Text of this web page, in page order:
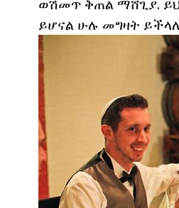
ወሽመጥ ቅጠል ማሸጊያ. ይህ
ይሆናል ሁሉ መግዛት